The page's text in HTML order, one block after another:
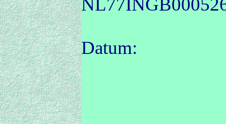
Datum: